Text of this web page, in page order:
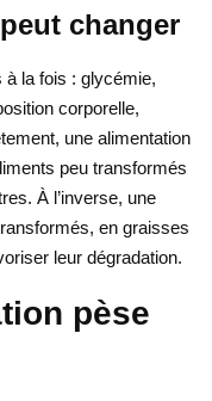
changer
à la fois : glycémie,
corporelle,
une alimentation
peu transformés
À l’inverse, une
en graisses
leur dégradation.
pèse